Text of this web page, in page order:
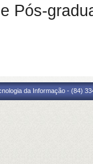
Pós-
da Informação - (84)